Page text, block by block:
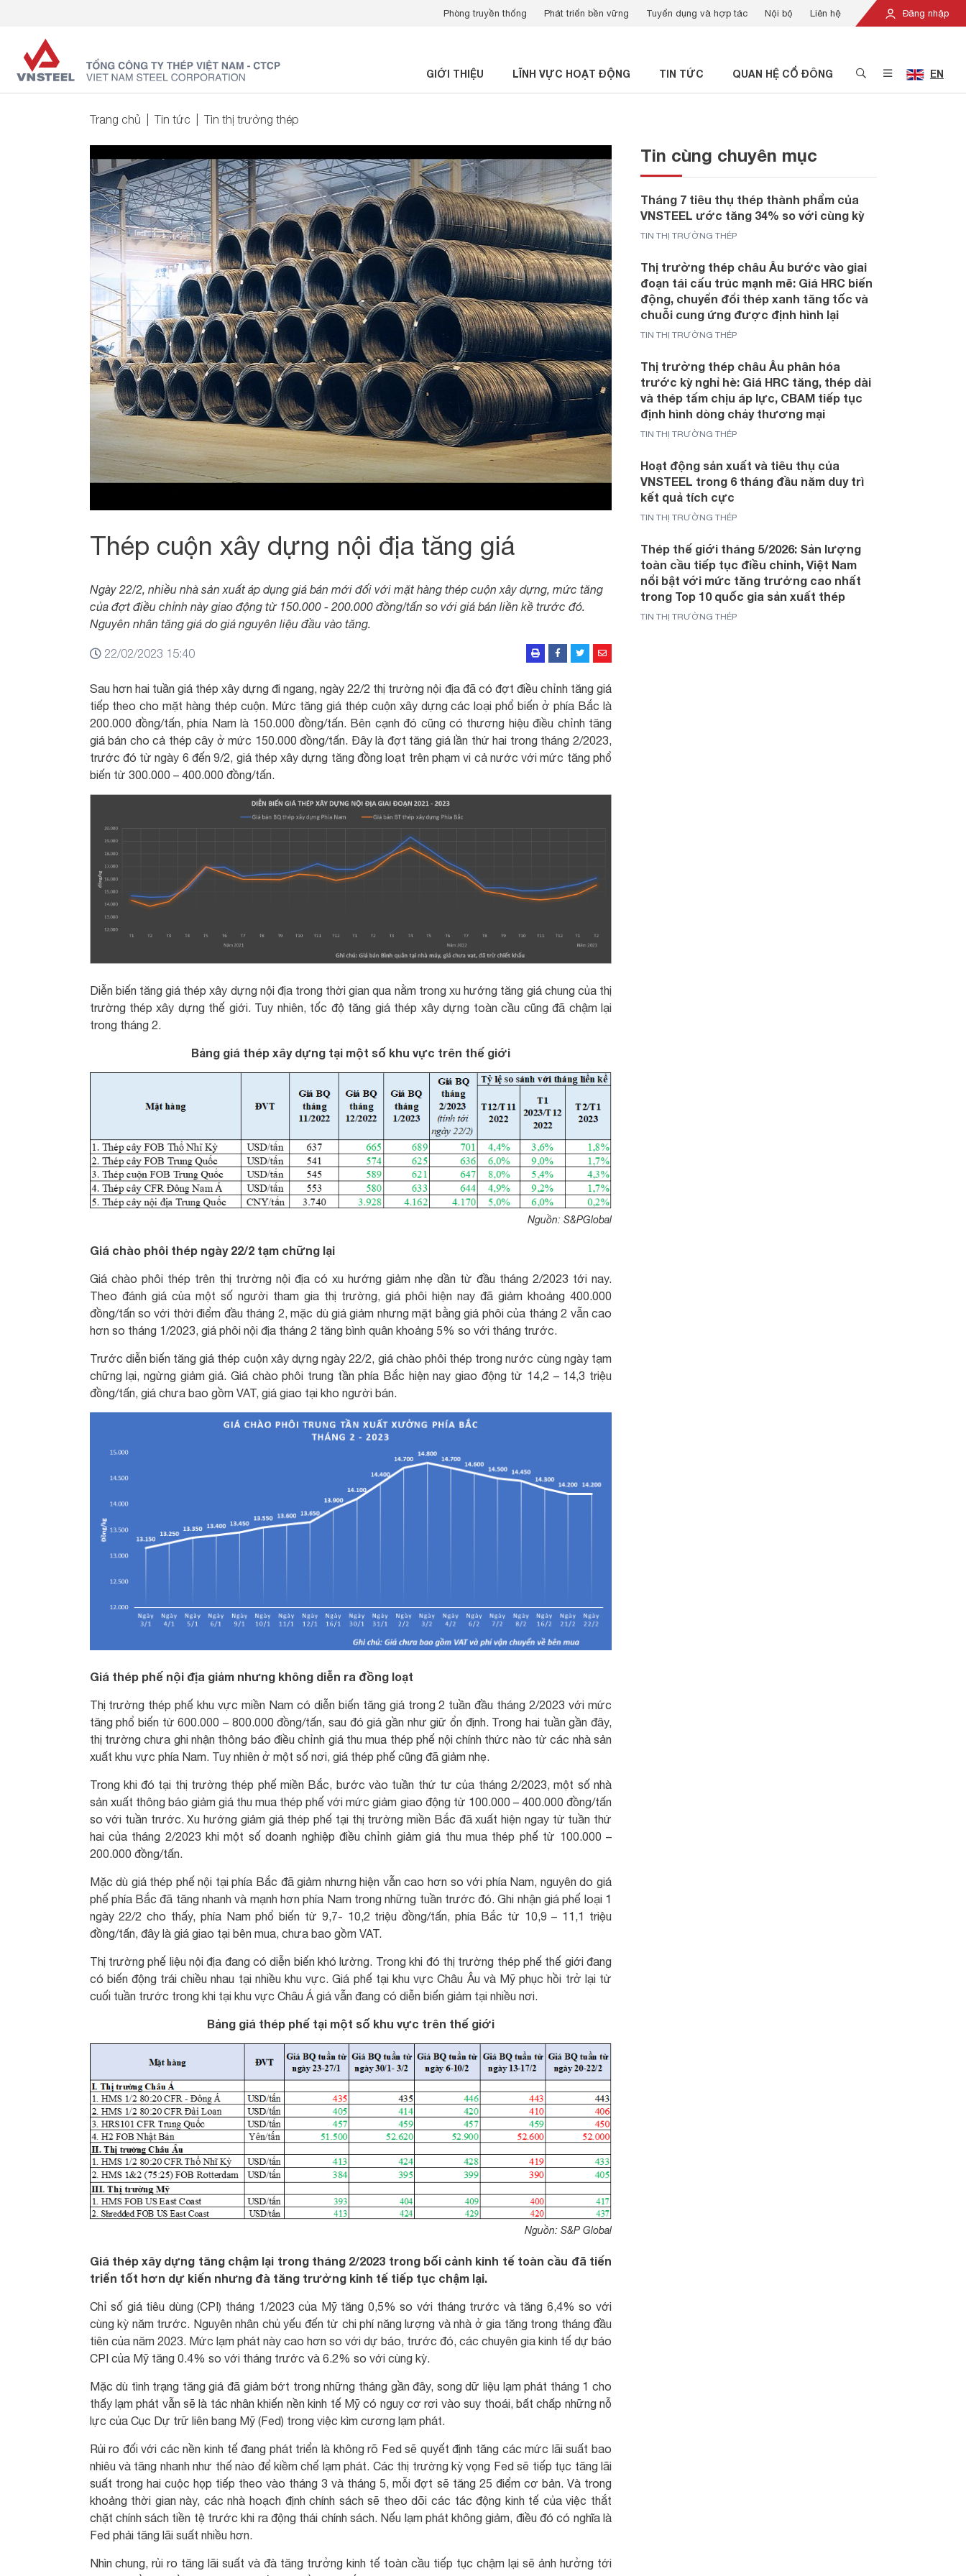
Đăng nhập
Phòng truyền thống Phát triển bền vững Tuyển dụng và hợp tác Nội bộ Liên hệ
GIỚI THIỆU LĨNH VỰC HOẠT ĐỘNG TIN TỨC QUAN HỆ CỔ ĐÔNG EN
Trang chủ Tin tức Tin thị trường thép
Thép cuộn xây dựng nội địa tăng giá
Ngày 22/2, nhiều nhà sản xuất áp dụng giá bán mới đối với mặt hàng thép cuộn xây dựng, mức tăng
của đợt điều chỉnh này giao động từ 150.000 - 200.000 đồng/tấn so với giá bán liền kề trước đó.
Nguyên nhân tăng giá do giá nguyên liệu đầu vào tăng.
22/02/2023 15:40
Sau hơn hai tuần giá thép xây dựng đi ngang, ngày 22/2 thị trường nội địa đã có đợt điều chỉnh tăng giá
tiếp theo cho mặt hàng thép cuộn. Mức tăng giá thép cuộn xây dựng các loại phổ biến ở phía Bắc là
200.000 đồng/tấn, phía Nam là 150.000 đồng/tấn. Bên cạnh đó cũng có thương hiệu điều chỉnh tăng
giá bán cho cả thép cây ở mức 150.000 đồng/tấn. Đây là đợt tăng giá lần thứ hai trong tháng 2/2023,
trước đó từ ngày 6 đến 9/2, giá thép xây dựng tăng đồng loạt trên phạm vi cả nước với mức tăng phổ
biến từ 300.000 – 400.000 đồng/tấn.
Diễn biến tăng giá thép xây dựng nội địa trong thời gian qua nằm trong xu hướng tăng giá chung của thị
trường thép xây dựng thế giới. Tuy nhiên, tốc độ tăng giá thép xây dựng toàn cầu cũng đã chậm lại
trong tháng 2.
Bảng giá thép xây dựng tại một số khu vực trên thế giới
Nguồn: S&PGlobal
Giá chào phôi thép ngày 22/2 tạm chững lại
Giá chào phôi thép trên thị trường nội địa có xu hướng giảm nhẹ dần từ đầu tháng 2/2023 tới nay.
Theo đánh giá của một số người tham gia thị trường, giá phôi hiện nay đã giảm khoảng 400.000
đồng/tấn so với thời điểm đầu tháng 2, mặc dù giá giảm nhưng mặt bằng giá phôi của tháng 2 vẫn cao
hơn so tháng 1/2023, giá phôi nội địa tháng 2 tăng bình quân khoảng 5% so với tháng trước.
Trước diễn biến tăng giá thép cuộn xây dựng ngày 22/2, giá chào phôi thép trong nước cùng ngày tạm
chững lại, ngừng giảm giá. Giá chào phôi trung tần phía Bắc hiện nay giao động từ 14,2 – 14,3 triệu
đồng/tấn, giá chưa bao gồm VAT, giá giao tại kho người bán.
Giá thép phế nội địa giảm nhưng không diễn ra đồng loạt
Thị trường thép phế khu vực miền Nam có diễn biến tăng giá trong 2 tuần đầu tháng 2/2023 với mức
tăng phổ biến từ 600.000 – 800.000 đồng/tấn, sau đó giá gần như giữ ổn định. Trong hai tuần gần đây,
thị trường chưa ghi nhận thông báo điều chỉnh giá thu mua thép phế nội chính thức nào từ các nhà sản
xuất khu vực phía Nam. Tuy nhiên ở một số nơi, giá thép phế cũng đã giảm nhẹ.
Trong khi đó tại thị trường thép phế miền Bắc, bước vào tuần thứ tư của tháng 2/2023, một số nhà
sản xuất thông báo giảm giá thu mua thép phế với mức giảm giao động từ 100.000 – 400.000 đồng/tấn
so với tuần trước. Xu hướng giảm giá thép phế tại thị trường miền Bắc đã xuất hiện ngay từ tuần thứ
hai của tháng 2/2023 khi một số doanh nghiệp điều chỉnh giảm giá thu mua thép phế từ 100.000 –
200.000 đồng/tấn.
Mặc dù giá thép phế nội tại phía Bắc đã giảm nhưng hiện vẫn cao hơn so với phía Nam, nguyên do giá
phế phía Bắc đã tăng nhanh và mạnh hơn phía Nam trong những tuần trước đó. Ghi nhận giá phế loại 1
ngày 22/2 cho thấy, phía Nam phổ biến từ 9,7- 10,2 triệu đồng/tấn, phía Bắc từ 10,9 – 11,1 triệu
đồng/tấn, đây là giá giao tại bên mua, chưa bao gồm VAT.
Thị trường phế liệu nội địa đang có diễn biến khó lường. Trong khi đó thị trường thép phế thế giới đang
có biến động trái chiều nhau tại nhiều khu vực. Giá phế tại khu vực Châu Âu và Mỹ phục hồi trở lại từ
cuối tuần trước trong khi tại khu vực Châu Á giá vẫn đang có diễn biến giảm tại nhiều nơi.
Bảng giá thép phế tại một số khu vực trên thế giới
Nguồn: S&P Global
Giá thép xây dựng tăng chậm lại trong tháng 2/2023 trong bối cảnh kinh tế toàn cầu đã tiến
triển tốt hơn dự kiến nhưng đà tăng trưởng kinh tế tiếp tục chậm lại.
Chỉ số giá tiêu dùng (CPI) tháng 1/2023 của Mỹ tăng 0,5% so với tháng trước và tăng 6,4% so với
cùng kỳ năm trước. Nguyên nhân chủ yếu đến từ chi phí năng lượng và nhà ở gia tăng trong tháng đầu
tiên của năm 2023. Mức lạm phát này cao hơn so với dự báo, trước đó, các chuyên gia kinh tế dự báo
CPI của Mỹ tăng 0.4% so với tháng trước và 6.2% so với cùng kỳ.
Mặc dù tình trạng tăng giá đã giảm bớt trong những tháng gần đây, song dữ liệu lạm phát tháng 1 cho
thấy lạm phát vẫn sẽ là tác nhân khiến nền kinh tế Mỹ có nguy cơ rơi vào suy thoái, bất chấp những nỗ
lực của Cục Dự trữ liên bang Mỹ (Fed) trong việc kìm cương lạm phát.
Rủi ro đối với các nền kinh tế đang phát triển là không rõ Fed sẽ quyết định tăng các mức lãi suất bao
nhiêu và tăng nhanh như thế nào để kiềm chế lạm phát. Các thị trường kỳ vọng Fed sẽ tiếp tục tăng lãi
suất trong hai cuộc họp tiếp theo vào tháng 3 và tháng 5, mỗi đợt sẽ tăng 25 điểm cơ bản. Và trong
khoảng thời gian này, các nhà hoạch định chính sách sẽ theo dõi các tác động kinh tế của việc thắt
chặt chính sách tiền tệ trước khi ra động thái chính sách. Nếu lạm phát không giảm, điều đó có nghĩa là
Fed phải tăng lãi suất nhiều hơn.
Nhìn chung, rủi ro tăng lãi suất và đà tăng trưởng kinh tế toàn cầu tiếp tục chậm lại sẽ ảnh hưởng tới
Tin cùng chuyên mục
Tháng 7 tiêu thụ thép thành phẩm của
VNSTEEL ước tăng 34% so với cùng kỳ
TIN THỊ TRƯỜNG THÉP
Thị trường thép châu Âu bước vào giai
đoạn tái cấu trúc mạnh mẽ: Giá HRC biến
động, chuyển đổi thép xanh tăng tốc và
chuỗi cung ứng được định hình lại
TIN THỊ TRƯỜNG THÉP
Thị trường thép châu Âu phân hóa
trước kỳ nghỉ hè: Giá HRC tăng, thép dài
và thép tấm chịu áp lực, CBAM tiếp tục
định hình dòng chảy thương mại
TIN THỊ TRƯỜNG THÉP
Hoạt động sản xuất và tiêu thụ của
VNSTEEL trong 6 tháng đầu năm duy trì
kết quả tích cực
TIN THỊ TRƯỜNG THÉP
Thép thế giới tháng 5/2026: Sản lượng
toàn cầu tiếp tục điều chỉnh, Việt Nam
nổi bật với mức tăng trưởng cao nhất
trong Top 10 quốc gia sản xuất thép
TIN THỊ TRƯỜNG THÉP